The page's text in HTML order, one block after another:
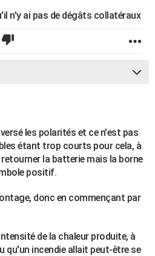
n'y ai pas de dégâts collatéraux
les polarités et ce n'est pas
étant trop courts pour cela, à
la batterie mais la borne
positif.
donc en commençant par
de la chaleur produite, à
qu'un incendie allait peut-être se